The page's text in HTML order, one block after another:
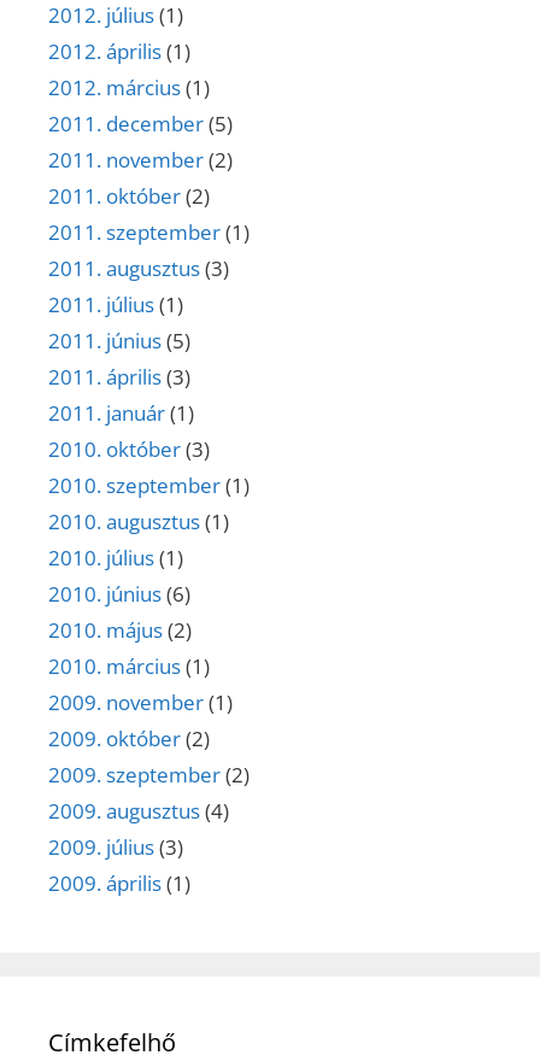
2012. július(1)
2012. április(1)
2012. március(1)
2011. december(5)
2011. november(2)
2011. október(2)
2011. szeptember(1)
2011. augusztus(3)
2011. július(1)
2011. június(5)
2011. április(3)
2011. január(1)
2010. október(3)
2010. szeptember(1)
2010. augusztus(1)
2010. július(1)
2010. június(6)
2010. május(2)
2010. március(1)
2009. november(1)
2009. október(2)
2009. szeptember(2)
2009. augusztus(4)
2009. július(3)
2009. április(1)
Címkefelhő